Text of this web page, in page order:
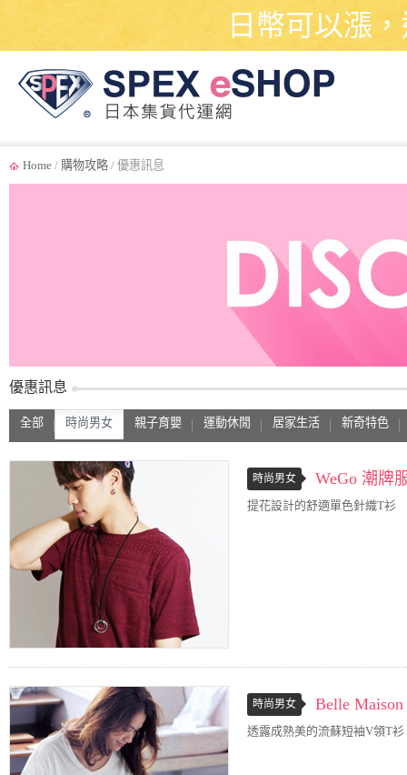
日幣可以漲
Home / 購物攻略 / 優惠訊息
優惠訊息
全部 時尚男女 親子育嬰 運動休閒 居家生活 新奇特色
時尚男女 WeGo 潮牌
提花設計的舒適單色針織T衫
時尚男女 Belle Maison
透露成熟美的流蘇短袖V領T衫